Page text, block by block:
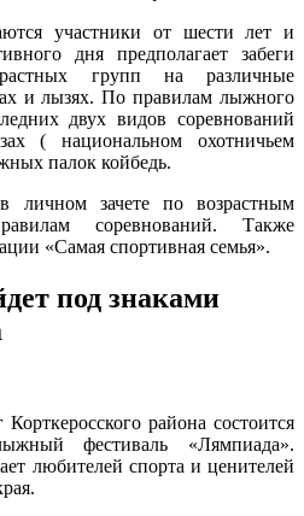
участники от шести лет и
дня предполагает забеги
групп на различные
и лызях. По правилам лыжного
двух видов соревнований
( национальном охотничьем
палок койбедь.
личном зачете по возрастным
соревнований. Также
«Самая спортивная семья».
под знаками
района состоится
фестиваль «Лямпиада».
любителей спорта и ценителей